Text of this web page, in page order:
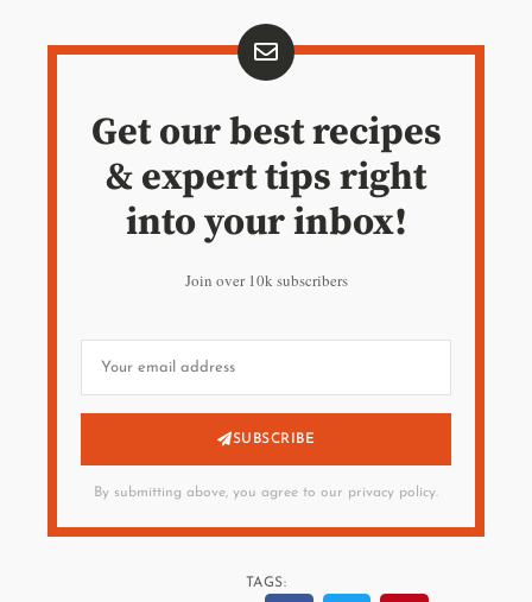
Get our best recipes
& expert tips right
into your inbox!
Join over 10k subscribers
SUBSCRIBE
By submitting above, you agree to our privacy policy.
TAGS: